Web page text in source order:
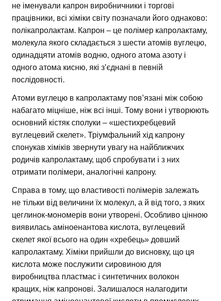
не іменували капрон виробничники і торгові
працівники, всі хіміки світу позначали його однаково:
полікапролактам. Капрон – це полімер капролактаму,
молекула якого складається з шести атомів вуглецю,
одинадцяти атомів водню, одного атома азоту і
одного атома кисню, які з’єднані в певній
послідовності.
Атоми вуглецю в капролактаму пов’язані між собою
набагато міцніше, ніж всі інші. Тому вони і утворюють
основний кістяк сполуки – «шестихребцевий
вуглецевий скелет». Тріумфальний хід капрону
спонукав хіміків звернути увагу на найближчих
родичів капролактаму, щоб спробувати і з них
отримати полімери, аналогічні капрону.
Справа в тому, що властивості полімерів залежать
не тільки від величини їх молекул, а й від того, з яких
цеглинок-мономерів вони утворені. Особливо цінною
виявилась аміноенантова кислота, вуглецевий
скелет якої всього на один «хребець» довший
капролактаму. Хіміки прийшли до висновку, що ця
кислота може послужити сировиною для
виробництва пластмас і синтетичних волокон
кращих, ніж капронові. Залишалося налагодити